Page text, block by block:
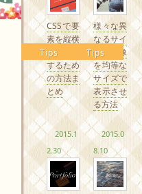
Tips
CSSで要
素を縦横
中央配置
するため
の方法ま
とめ
Tips
様々な異
なるサイ
ズの画像
を均等な
サイズで
表示させ
る方法
2015.1
2.30
2015.0
8.10